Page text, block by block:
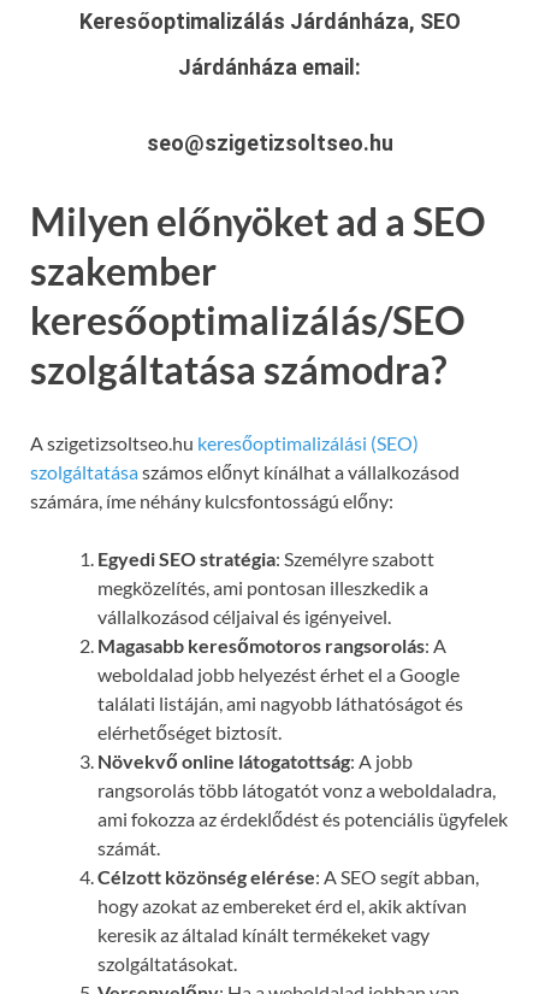
Keresőoptimalizálás Járdánháza, SEO
Járdánháza email:
seo@szigetizsoltseo.hu
Milyen előnyöket ad a SEO
szakember
keresőoptimalizálás/SEO
szolgáltatása számodra?
A szigetizsoltseo.hu keresőoptimalizálási (SEO)
szolgáltatásaszámos előnyt kínálhat a vállalkozásod
számára, íme néhány kulcsfontosságú előny:
Egyedi SEO stratégia: Személyre szabott
megközelítés, ami pontosan illeszkedik a
vállalkozásod céljaival és igényeivel.
Magasabb keresőmotoros rangsorolás: A
weboldalad jobb helyezést érhet el a Google
találati listáján, ami nagyobb láthatóságot és
elérhetőséget biztosít.
Növekvő online látogatottság: A jobb
rangsorolás több látogatót vonz a weboldaladra,
ami fokozza az érdeklődést és potenciális ügyfelek
számát.
Célzott közönség elérése: A SEO segít abban,
hogy azokat az embereket érd el, akik aktívan
keresik az általad kínált termékeket vagy
szolgáltatásokat.